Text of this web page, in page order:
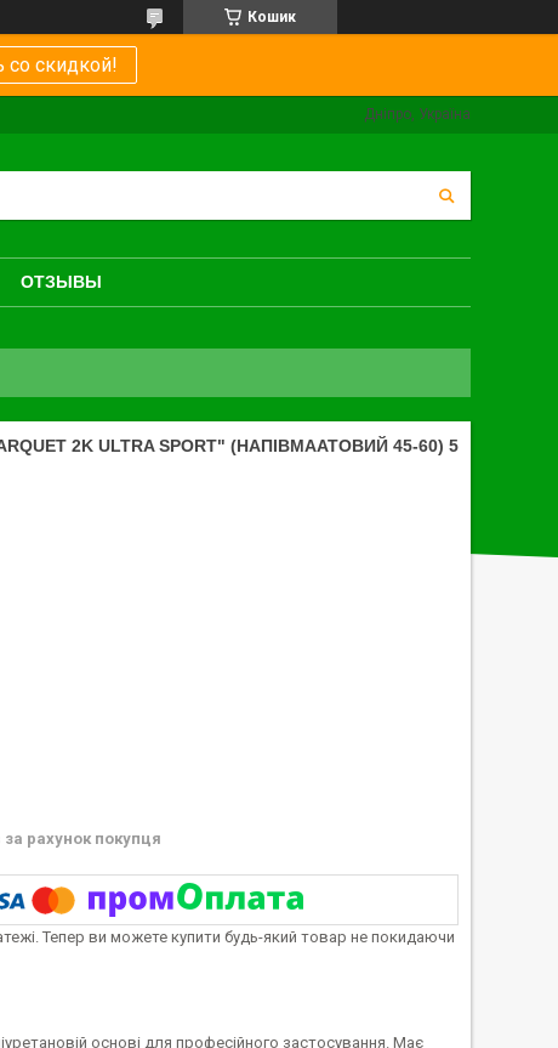
Кошик
со скидкой!
Дніпро, Україна
ОТЗЫВЫ
2K ULTRA SPORT" (НАПІВМААТОВИЙ 45-60) 5
за рахунок покупця
Тепер ви можете купити будь-який товар не покидаючи
основі для професійного застосування. Має